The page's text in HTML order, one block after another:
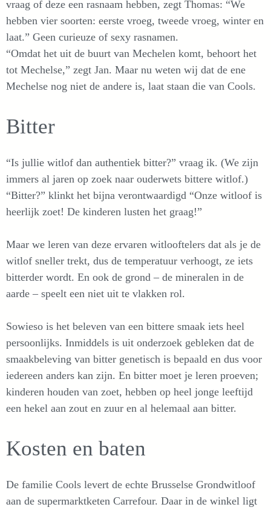
vraag of deze een rasnaam hebben, zegt Thomas: “We
hebben vier soorten: eerste vroeg, tweede vroeg, winter en
laat.” Geen curieuze of sexy rasnamen.
“Omdat het uit de buurt van Mechelen komt, behoort het
tot Mechelse,” zegt Jan. Maar nu weten wij dat de ene
Mechelse nog niet de andere is, laat staan die van Cools.
Bitter
“Is jullie witlof dan authentiek bitter?” vraag ik. (We zijn
immers al jaren op zoek naar ouderwets bittere witlof.)
“Bitter?” klinkt het bijna verontwaardigd “Onze witloof is
heerlijk zoet! De kinderen lusten het graag!”
Maar we leren van deze ervaren witlooftelers dat als je de
witlof sneller trekt, dus de temperatuur verhoogt, ze iets
bitterder wordt. En ook de grond – de mineralen in de
aarde – speelt een niet uit te vlakken rol.
Sowieso is het beleven van een bittere smaak iets heel
persoonlijks. Inmiddels is uit onderzoek gebleken dat de
smaakbeleving van bitter genetisch is bepaald en dus voor
iedereen anders kan zijn. En bitter moet je leren proeven;
kinderen houden van zoet, hebben op heel jonge leeftijd
een hekel aan zout en zuur en al helemaal aan bitter.
Kosten en baten
De familie Cools levert de echte Brusselse Grondwitloof
aan de supermarktketen Carrefour. Daar in de winkel ligt